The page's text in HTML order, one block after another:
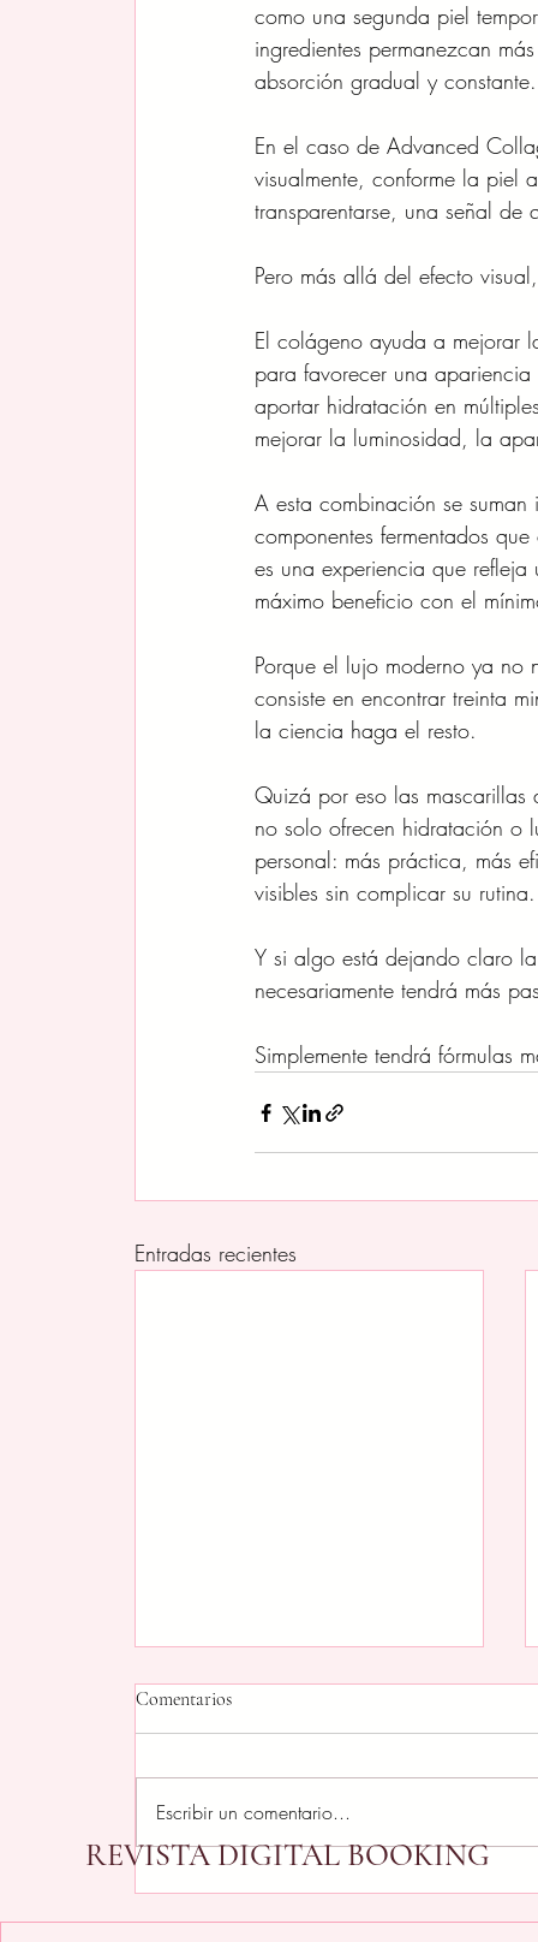
como una segunda piel
ingredientes permanezcan
absorción gradual y constante.
En el caso de Advanced
visualmente, conforme la piel
transparentarse, una señal de
Pero más allá del efecto
El colágeno ayuda a mejorar
para favorecer una
aportar hidratación en
mejorar la luminosidad, la
A esta combinación se
componentes fermentados
es una experiencia que
máximo beneficio con el
Porque el lujo moderno ya no
consiste en encontrar treinta
la ciencia haga el resto.
Quizá por eso las mascarillas
no solo ofrecen hidratación o
personal: más práctica, más
visibles sin complicar su rutina.
Y si algo está dejando claro
necesariamente tendrá más
Simplemente tendrá fórmulas
Entradas recientes
Comentarios
Escribir un comentario...
REVISTA DIGITAL BOOKING